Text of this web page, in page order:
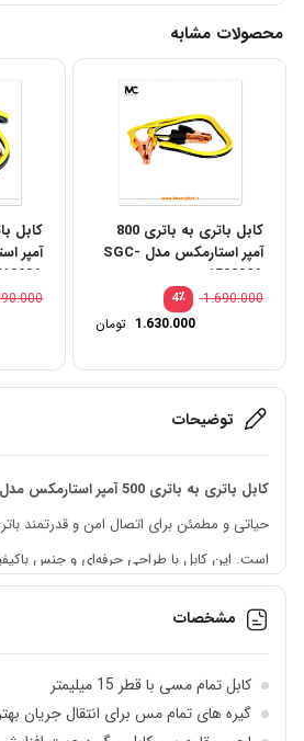
محصولات مشابه
کابل باتری به باتری 800
آمپر استارمکس مدل SGC-
150800A
٪4
1.690.000
1.630.000 تومان
توضیحات
کابل باتری به باتری 500 آمپر استارمکس مدل SGC-150500A
حیاتی و مطمئن برای اتصال امن و قدرتمند
است. این کابل با طراحی حرفه‌ای و جنس
این کابل دارایقطر 15 میلی‌متر
است که
نقش موثری در برقراری تماس پایدار و انتقال
دوام و عایق بودن، در سطح عالی قرار دارند. به
مشخصات
کابل تمام مسی با قطر 15 میلیمتر
گیره های تمام مس برای انتقال جریان